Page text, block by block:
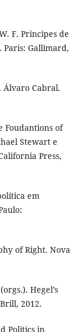
F. Principes de
Gallimard,
Álvaro Cabral.
Foudantions of
Stewart e
Press,
em
of Right. Nova
Hegel’s
2012.
Politics in